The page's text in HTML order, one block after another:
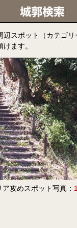
辺スポット（カテゴ
ます。
ア攻めスポット写真：